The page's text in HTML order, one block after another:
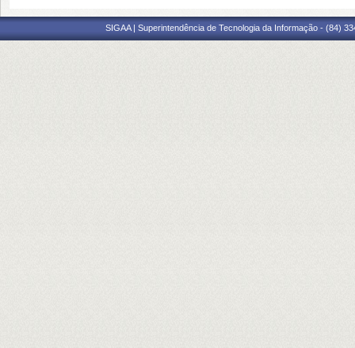
SIGAA | Superintendência de Tecnologia da Informação - (84)